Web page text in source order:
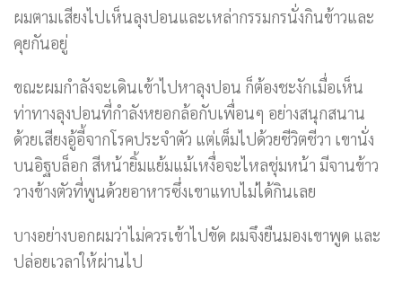
ผมตามเสียงไปเห็นลุงปอนและเหล่ากรรมกรนั่งกินข้าวและ
คุยกันอยู่
ขณะผมกำลังจะเดินเข้าไปหาลุงปอน ก็ต้องชะงักเมื่อเห็น
ท่าทางลุงปอนที่กำลังหยอกล้อกับเพื่อนๆ อย่างสนุกสนาน
ด้วยเสียงอู้อี้จากโรคประจำตัว แต่เต็มไปด้วยชีวิตชีวา เขานั่ง
บนอิฐบล็อก สีหน้ายิ้มแย้มแม้เหงื่อจะไหลชุ่มหน้า มีจานข้าว
วางข้างตัวที่พูนด้วยอาหารซึ่งเขาแทบไม่ได้กินเลย
บางอย่างบอกผมว่าไม่ควรเข้าไปขัด ผมจึงยืนมองเขาพูด และ
ปล่อยเวลาให้ผ่านไป